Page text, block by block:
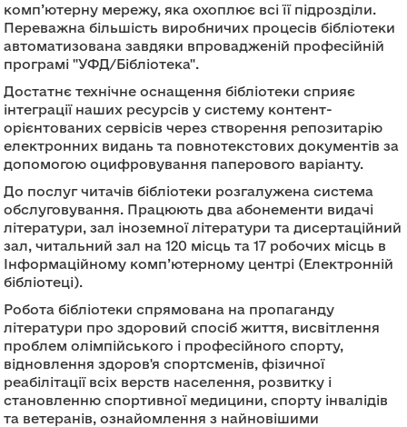
комп’ютерну мережу, яка охоплює всі її підрозділи.
Переважна більшість виробничих процесів бібліотеки
автоматизована завдяки впровадженій професійній
програмі "УФД/Бібліотека".
Достатнє технічне оснащення бібліотеки сприяє
інтеграції наших ресурсів у систему контент-
орієнтованих сервісів через створення репозитарію
електронних видань та повнотекстових документів за
допомогою оцифровування паперового варіанту.
До послуг читачів бібліотеки розгалужена система
обслуговування. Працюють два абонементи видачі
літератури, зал іноземної літератури та дисертаційний
зал, читальний зал на 120 місць та 17 робочих місць в
Інформаційному комп’ютерному центрі (Електронній
бібліотеці).
Робота бібліотеки спрямована на пропаганду
літератури про здоровий спосіб життя, висвітлення
проблем олімпійського і професійного спорту,
відновлення здоров'я спортсменів, фізичної
реабілітації всіх верств населення, розвитку і
становленню спортивної медицини, спорту інвалідів
та ветеранів, ознайомлення з найновішими